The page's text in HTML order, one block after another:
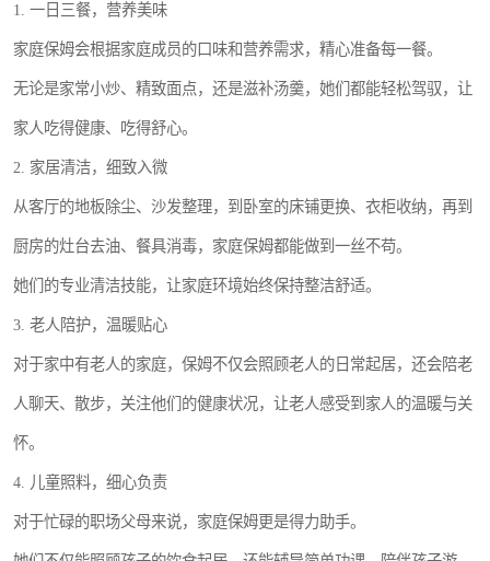
1. 一日三餐，营养美味
家庭保姆会根据家庭成员的口味和营养需求，精心准备每一餐。
无论是家常小炒、精致面点，还是滋补汤羹，她们都能轻松驾驭，让
家人吃得健康、吃得舒心。
2. 家居清洁，细致入微
从客厅的地板除尘、沙发整理，到卧室的床铺更换、衣柜收纳，再到
厨房的灶台去油、餐具消毒，家庭保姆都能做到一丝不苟。
她们的专业清洁技能，让家庭环境始终保持整洁舒适。
3. 老人陪护，温暖贴心
对于家中有老人的家庭，保姆不仅会照顾老人的日常起居，还会陪老
人聊天、散步，关注他们的健康状况，让老人感受到家人的温暖与关
怀。
4. 儿童照料，细心负责
对于忙碌的职场父母来说，家庭保姆更是得力助手。